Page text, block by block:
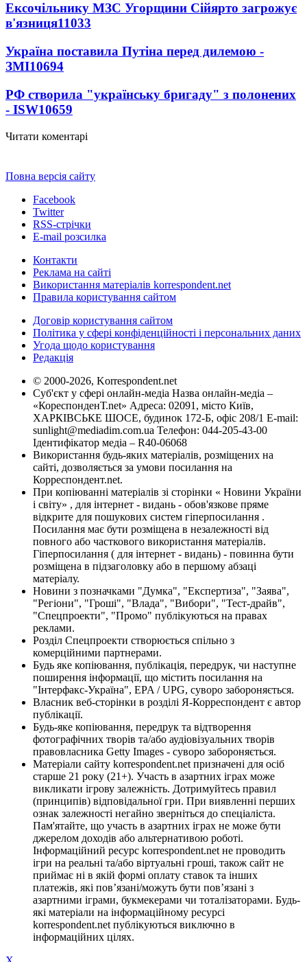
Ексочільнику МЗС Угорщини Сійярто загрожує
в'язниця11033
Україна поставила Путіна перед дилемою -
ЗМІ10694
РФ створила "українську бригаду" з полонених
- ISW10659
Читати коментарі
Повна версія сайту
Facebook
Twitter
RSS-стрічки
E-mail розсилка
Контакти
Реклама на сайті
Використання матеріалів korrespondent.net
Правила користування сайтом
Договір користування сайтом
Політика у сфері конфіденційності і персональних даних
Угода щодо користування
Редакція
© 2000-2026, Korrespondent.net
Суб'єкт у сфері онлайн-медіа Назва онлайн-медіа –
«КореспонденТ.net» Адреса: 02091, місто Київ,
ХАРКІВСЬКЕ ШОСЕ, будинок 172-Б, офіс 208/1 E-mail:
sunlight@mediadim.com.ua Телефон: 044-205-43-00
Ідентифікатор медіа – R40-06068
Використання будь-яких матеріалів, розміщених на
сайті, дозволяється за умови посилання на
Корреспондент.net.
При копіюванні матеріалів зі сторінки « Новини України
і світу» , для інтернет - видань - обов'язкове пряме
відкрите для пошукових систем гіперпосилання .
Посилання має бути розміщена в незалежності від
повного або часткового використання матеріалів.
Гіперпосилання ( для інтернет - видань) - повинна бути
розміщена в підзаголовку або в першому абзаці
матеріалу.
Новини з позначками "Думка", "Експертиза", "Заява",
"Регіони", "Гроші", "Влада", "Вибори", "Тест-драйв",
"Спецпроекти", "Промо" публікуються на правах
реклами.
Розділ Спецпроекти створюється спільно з
комерційними партнерами.
Будь яке копіювання, публікація, передрук, чи наступне
поширення інформації, що містить посилання на
"Інтерфакс-Україна", EPA / UPG, суворо забороняється.
Власник веб-сторінки в розділі Я-Корреспондент є автор
публікації.
Будь-яке копіювання, передрук та відтворення
фотографічних творів та/або аудіовізуальних творів
правовласника Getty Images - суворо забороняється.
Матеріали сайту korrespondent.net призначені для осіб
старше 21 року (21+). Участь в азартних іграх може
викликати ігрову залежність. Дотримуйтесь правил
(принципів) відповідальної гри. При виявленні перших
ознак залежності негайно зверніться до спеціаліста.
Пам'ятайте, що участь в азартних іграх не може бути
джерелом доходів або альтернативою роботі.
Інформаційний ресурс korrespondent.net не проводить
ігри на реальні та/або віртуальні гроші, також сайт не
приймає ні в якій формі оплату ставок та інших
платежів, які пов’язані/можуть бути пов’язані з
азартними іграми, букмекерами чи тоталізаторами. Будь-
які матеріали на інформаційному ресурсі
korrespondent.net публікуються виключно в
інформаційних цілях.